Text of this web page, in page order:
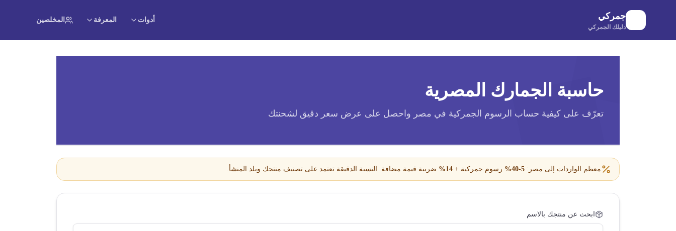
جمركي
دليلك الجمركي
أدوات المعرفة المخلصين
حاسبة الجمارك المصرية
تعرّف على كيفية حساب الرسوم الجمركية في مصر واحصل على عرض سعر دقيق لشحنتك
معظم الواردات إلى مصر: 5-40% رسوم جمركية +
14% ضريبة قيمة مضافة. النسبة الدقيقة تعتمد على تصنيف منتجك وبلد المنشأ.
ابحث عن منتجك بالاسم